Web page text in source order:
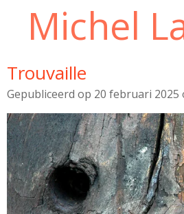
hoofdinhoud
Michel
Trouvaille
Gepubliceerd op 20 februari 2025